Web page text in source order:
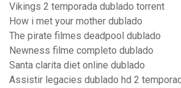
Vikings 2 temporada dublado torrent
How i met your mother dublado
The pirate filmes deadpool dublado
Newness filme completo dublado
Santa clarita diet online dublado
Assistir legacies dublado hd 2